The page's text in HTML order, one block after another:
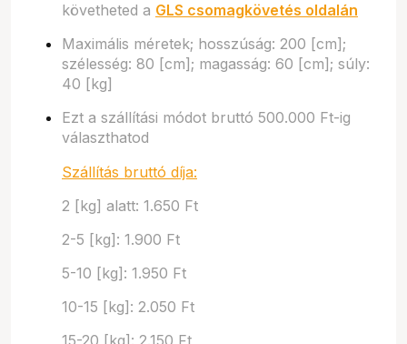
követheted a GLS csomagkövetés oldalán
Maximális méretek; hosszúság: 200 [cm];
szélesség: 80 [cm]; magasság: 60 [cm]; súly:
40 [kg]
Ezt a szállítási módot bruttó 500.000 Ft-ig
választhatod
Szállítás bruttó díja:
2 [kg] alatt: 1.650 Ft
2-5 [kg]: 1.900 Ft
5-10 [kg]: 1.950 Ft
10-15 [kg]: 2.050 Ft
15-20 [kg]: 2.150 Ft